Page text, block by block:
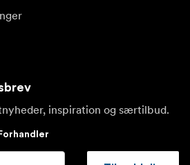
inspiration og særtilbud.